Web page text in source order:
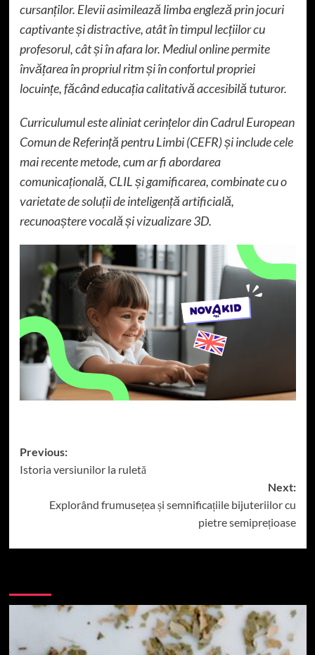
cursanților. Elevii asimilează limba engleză prin jocuri
captivante și distractive, atât în timpul lecțiilor cu
profesorul, cât și în afara lor. Mediul online permite
învățarea în propriul ritm și în confortul propriei
locuințe, făcând educația calitativă accesibilă tuturor.
Curriculumul este aliniatcerințelor din Cadrul European
Comun de Referință pentru Limbi (CEFR) și include cele
mai recente metode, cum ar fi abordarea
comunicațională, CLIL și gamificarea, combinate cu o
varietate de soluții de inteligență artificială,
recunoaștere vocală și vizualizare 3D.
Post
navigation
Previous:
Istoria versiunilor la ruletă
Next:
Explorând frumusețea și semnificațiile bijuteriilor cu
pietre semiprețioase